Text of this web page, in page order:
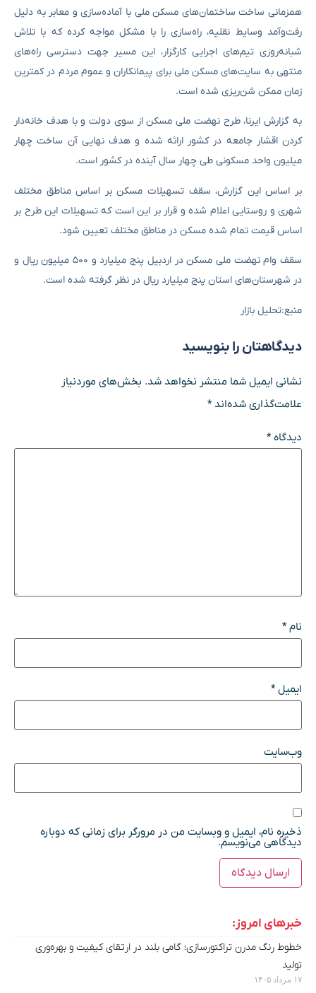
همزمانی ساخت ساختمان‌های مسکن ملی با آماده‌سازی و معابر به دلیل
رفت‌وآمد وسایط نقلیه، راه‌سازی را با مشکل مواجه کرده که با تلاش
شبانه‌روزی تیم‌های اجرایی کارگزار، این مسیر جهت دسترسی راه‌های
منتهی به سایت‌های مسکن ملی برای پیمانکاران و عموم مردم در کمترین
زمان ممکن شن‌ریزی شده است.
به گزارش ایرنا، طرح نهضت ملی مسکن از سوی دولت و با هدف خانه‌دار
کردن اقشار جامعه در کشور ارائه شده و هدف نهایی آن ساخت چهار
میلیون واحد مسکونی طی چهار سال آینده در کشور است.
بر اساس این گزارش، سقف تسهیلات مسکن بر اساس مناطق مختلف
شهری و روستایی اعلام شده و قرار بر این است که تسهیلات این طرح بر
اساس قیمت تمام شده مسکن در مناطق مختلف تعیین شود.
سقف وام نهضت ملی مسکن در اردبیل پنج میلیارد و ۵۰۰ میلیون ریال و
در شهرستان‌های استان پنج میلیارد ریال در نظر گرفته شده است.
منبع:تحلیل بازار
دیدگاهتان را بنویسید
نشانی ایمیل شما منتشر نخواهد شد. بخش‌های موردنیاز
علامت‌گذاری شده‌اند*
دیدگاه*
نام*
ایمیل*
وب‌سایت
ذخیره نام، ایمیل و وبسایت من در مرورگر برای زمانی که دوباره
دیدگاهی می‌نویسم.
خبرهای امروز:
خطوط رنگ مدرن تراکتورسازی؛ گامی بلند در ارتقای کیفیت و بهره‌وری
تولید
۱۷ مرداد ۱۴۰۵